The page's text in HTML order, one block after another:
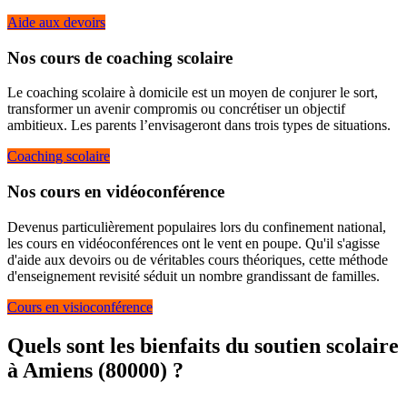
Aide aux devoirs
Nos cours de coaching scolaire
Le coaching scolaire à domicile est un moyen de conjurer le sort,
transformer un avenir compromis ou concrétiser un objectif
ambitieux. Les parents l’envisageront dans trois types de situations.
Coaching scolaire
Nos cours en vidéoconférence
Devenus particulièrement populaires lors du confinement national,
les cours en vidéoconférences ont le vent en poupe. Qu'il s'agisse
d'aide aux devoirs ou de véritables cours théoriques, cette méthode
d'enseignement revisité séduit un nombre grandissant de familles.
Cours en visioconférence
Quels sont les bienfaits du soutien scolaire
à Amiens (80000) ?